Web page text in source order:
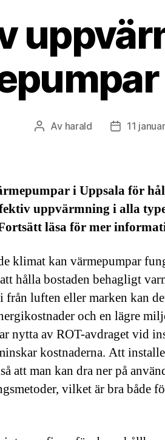
Inläggsförfattare
Av harald 11
i Uppsala för
uppvärmning i alla
läsa för mer
klimat kan värmepumpar
hålla bostaden behagligt
från luften eller marken kan
och en lägre
nytta av ROT-avdraget vid
kostnaderna. Att
att man kan dra ner på
vilket är bra både